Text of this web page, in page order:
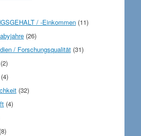
/ -Einkommen (11)
(26)
/ Forschungsqualität(31)
(32)
(4)
(8)